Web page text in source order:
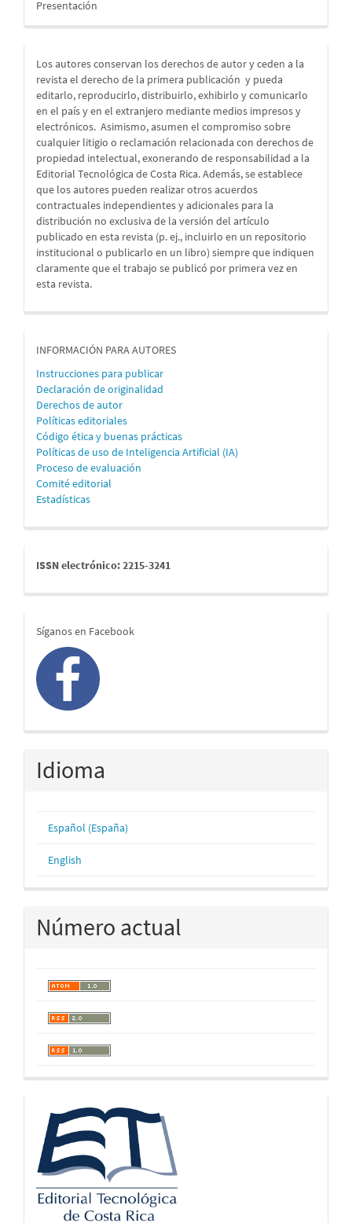
Presentación
Los autores conservan los derechos de autor y ceden a la
revista el derecho de la primera publicación y pueda
editarlo, reproducirlo, distribuirlo, exhibirlo y comunicarlo
en el país y en el extranjero mediante medios impresos y
electrónicos. Asimismo, asumen el compromiso sobre
cualquier litigio o reclamación relacionada con derechos de
propiedad intelectual, exonerando de responsabilidad a la
Editorial Tecnológica de Costa Rica. Además, se establece
que los autores pueden realizar otros acuerdos
contractuales independientes y adicionales para la
distribución no exclusiva de la versión del artículo
publicado en esta revista (p. ej., incluirlo en un repositorio
institucional o publicarlo en un libro) siempre que indiquen
claramente que el trabajo se publicó por primera vez en
esta revista.
informacion
INFORMACIÓN PARA AUTORES
Instrucciones para publicar
Declaración de originalidad
Derechos de autor
Políticas editoriales
Código ética y buenas prácticas
Políticas de uso de Inteligencia Artificial (IA)
Proceso de evaluación
Comité editorial
Estadísticas
issn
ISSN electrónico: 2215-3241
redes
Síganos en Facebook
Idioma
Español (España)
English
Número actual
logos